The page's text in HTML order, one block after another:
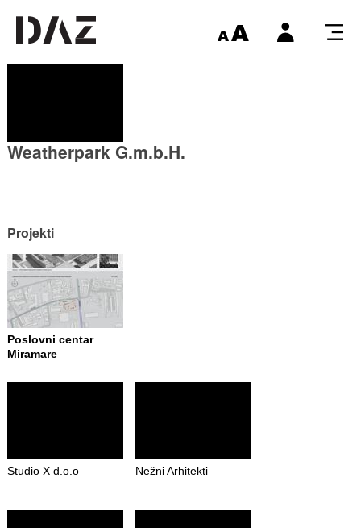
Weatherpark G.m.b.H.
Projekti
Poslovni centar
Miramare
Studio X d.o.o Nežni Arhitekti